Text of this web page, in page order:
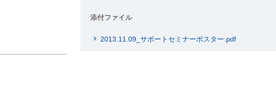
添付ファイル
2013.11.09_サポートセミナーポスター.pdf